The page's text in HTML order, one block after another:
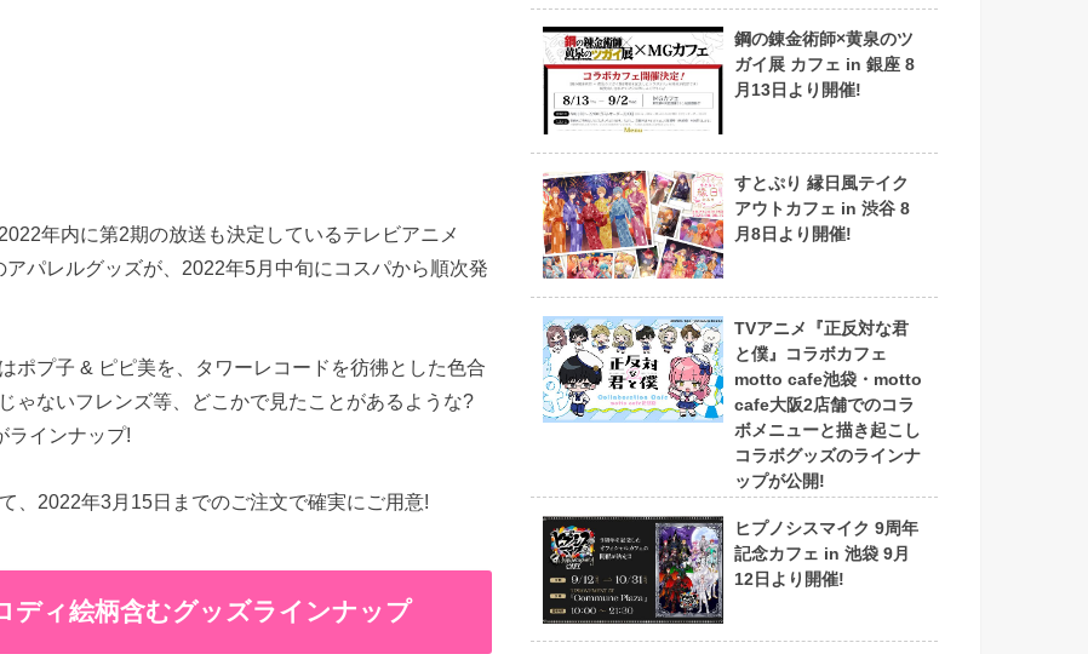
年内に第2期の放送も決定しているテレビアニメ
アパレルグッズが、2022年5月中旬にコスパから順次発
ポプ子 & ピピ美を、タワーレコードを彷彿とした色合
ゃないフレンズ等、どこかで見たことがあるような?
ラインナップ!
て、2022年3月15日までのご注文で確実にご用意!
ディ絵柄含むグッズラインナップ
鋼の錬金術師×黄泉のツ
ガイ展 カフェ in 銀座 8
月13日より開催!
すとぷり 縁日風テイク
アウトカフェ in 渋谷 8
月8日より開催!
TVアニメ『正反対な君
と僕』コラボカフェ
motto cafe池袋・motto
cafe大阪2店舗でのコラ
ボメニューと描き起こし
コラボグッズのラインナ
ップが公開!
ヒプノシスマイク 9周年
記念カフェ in 池袋 9月
12日より開催!